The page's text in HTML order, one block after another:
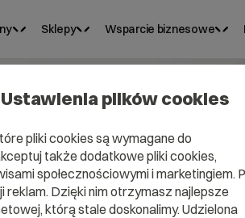
Sklepy Wsparcie biznesowe
Ustawienia plików cookies
pliki cookies są wymagane do
także dodatkowe pliki cookies,
społecznościowymi i marketingiem.
reklam. Dzięki nim otrzymasz najlepsze
którą stale doskonalimy. Udzielona